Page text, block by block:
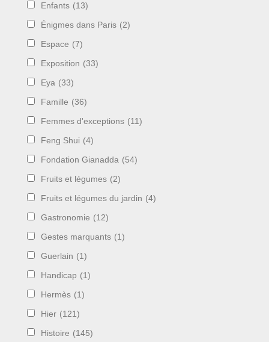
Enfants (13)
Énigmes dans Paris (2)
Espace (7)
Exposition (33)
Eya (33)
Famille (36)
Femmes d'exceptions (11)
Feng Shui (4)
Fondation Gianadda (54)
Fruits et légumes (2)
Fruits et légumes du jardin (4)
Gastronomie (12)
Gestes marquants (1)
Guerlain (1)
Handicap (1)
Hermès (1)
Hier (121)
Histoire (145)